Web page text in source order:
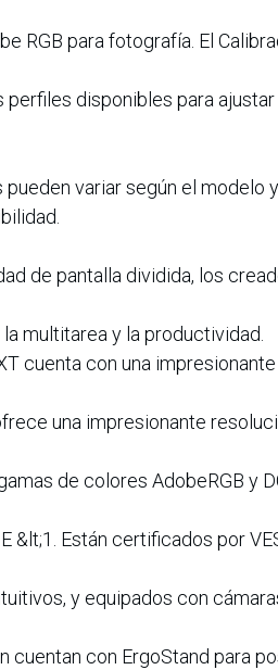
RGB para fotografía. El
disponibles para
variar según el modelo
de pantalla dividida, los
multitarea y la productividad.
cuenta con una
una impresionante
de colores AdobeRGB y
&lt;1. Están certificados por
y equipados con
cuentan con ErgoStand para